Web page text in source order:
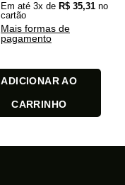
Em até 3x de R$ 35,31 no
cartão
Mais formas de
pagamento
ADICIONAR AO
CARRINHO